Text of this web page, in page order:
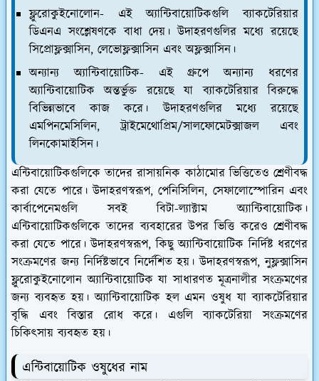
ফ্লুরোকুইনোলোন- এই অ্যান্টিবায়োটিকগুলি ব্যাকটেরিয়ার
ডিএনএ সংশ্লেষণকে বাধা দেয়। উদাহরণগুলির মধ্যে রয়েছে
সিপ্রোফ্লক্সাসিন, লেভোফ্লক্সাসিন এবং অফ্লক্সাসিন।
অন্যান্য অ্যান্টিবায়োটিক- এই গ্রুপে অন্যান্য ধরণের
অ্যান্টিবায়োটিক অন্তর্ভুক্ত রয়েছে যা ব্যাকটেরিয়ার বিরুদ্ধে
বিভিন্নভাবে কাজ করে। উদাহরণগুলির মধ্যে রয়েছে
এমপিনমেসিলিন, ট্রাইমেথোপ্রিম/সালফোমেটক্সাজল এবং
লিনকোমাইসিন।
এন্টিবায়োটিকগুলিকে তাদের রাসায়নিক কাঠামোর ভিত্তিতেও শ্রেণীবদ্ধ
করা যেতে পারে। উদাহরণস্বরূপ, পেনিসিলিন, সেফালোস্পোরিন এবং
কার্বাপেনেমগুলি সবই বিটা-ল্যাক্টাম অ্যান্টিবায়োটিক।
এন্টিবায়োটিকগুলিকে তাদের ব্যবহারের উপর ভিত্তি করেও শ্রেণীবদ্ধ
করা যেতে পারে। উদাহরণস্বরূপ, কিছু অ্যান্টিবায়োটিক নির্দিষ্ট ধরণের
সংক্রমণের জন্য নির্দিষ্টভাবে নির্দেশিত হয়। উদাহরণস্বরূপ, নুফ্লক্সাসিন
ফ্লুরোকুইনোলোন অ্যান্টিবায়োটিক যা সাধারণত মূত্রনালীর সংক্রমণের
জন্য ব্যবহৃত হয়। অ্যান্টিবায়োটিক হল এমন ওষুধ যা ব্যাকটেরিয়ার
বৃদ্ধি এবং বিস্তার রোধ করে। এগুলি ব্যাকটেরিয়া সংক্রমণের
চিকিৎসায় ব্যবহৃত হয়।
এন্টিবায়োটিক ওষুধের নাম